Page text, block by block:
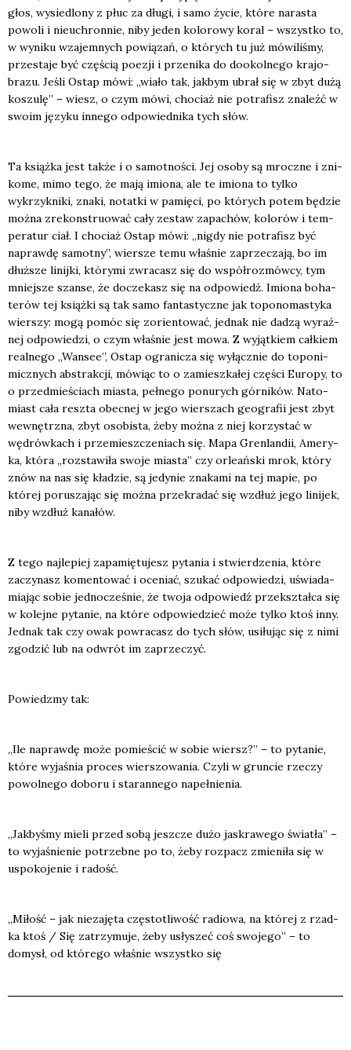
głos, wysie­dlo­ny z płuc za dłu­gi, i samo życie, któ­re nara­sta
powo­li i nie­uchron­nie, niby jeden kolo­ro­wy koral – wszyst­ko to,
w wyni­ku wza­jem­nych powią­zań, o któ­rych tu już mówi­li­śmy,
prze­sta­je być czę­ścią poezji i prze­ni­ka do dookol­ne­go kra­jo­
bra­zu. Jeśli Ostap mówi: „wia­ło tak, jak­bym ubrał się w zbyt dużą
koszu­lę” – wiesz, o czym mówi, cho­ciaż nie potra­fisz zna­leźć w
swo­im języ­ku inne­go odpo­wied­ni­ka tych słów.
Ta książ­ka jest tak­że i o samot­no­ści. Jej oso­by są mrocz­ne i zni­
ko­me, mimo tego, że mają imio­na, ale te imio­na to tyl­ko
wykrzyk­ni­ki, zna­ki, notat­ki w pamię­ci, po któ­rych potem będzie
moż­na zre­kon­stru­ować cały zestaw zapa­chów, kolo­rów i tem­
pe­ra­tur ciał. I cho­ciaż Ostap mówi: „nigdy nie potra­fisz być
napraw­dę samot­ny”, wier­sze temu wła­śnie zaprze­cza­ją, bo im
dłuż­sze linij­ki, któ­ry­mi zwra­casz się do współ­ro­zmów­cy, tym
mniej­sze szan­se, że docze­kasz się na odpo­wiedź. Imio­na boha­
te­rów tej książ­ki są tak samo fan­ta­stycz­ne jak topo­no­ma­sty­ka
wier­szy: mogą pomóc się zorien­to­wać, jed­nak nie dadzą wyraź­
nej odpo­wie­dzi, o czym wła­śnie jest mowa. Z wyjąt­kiem cał­kiem
real­ne­go „Wan­see”, Ostap ogra­ni­cza się wyłącz­nie do topo­ni­
micz­nych abs­trak­cji, mówiąc to o zamiesz­ka­łej czę­ści Euro­py, to
o przed­mie­ściach mia­sta, peł­ne­go ponu­rych gór­ni­ków. Nato­
miast cała resz­ta obec­nej w jego wier­szach geo­gra­fii jest zbyt
wewnętrz­na, zbyt oso­bi­sta, żeby moż­na z niej korzy­stać w
wędrów­kach i prze­miesz­cze­niach się. Mapa Gren­lan­dii, Ame­ry­
ka, któ­ra „roz­sta­wi­ła swo­je mia­sta” czy orle­ań­ski mrok, któ­ry
znów na nas się kła­dzie, są jedy­nie zna­ka­mi na tej mapie, po
któ­rej poru­sza­jąc się moż­na prze­kra­dać się wzdłuż jego lini­jek,
niby wzdłuż kana­łów.
Z tego naj­le­piej zapa­mię­tu­jesz pyta­nia i stwier­dze­nia, któ­re
zaczy­nasz komen­to­wać i oce­niać, szu­kać odpo­wie­dzi, uświa­da­
mia­jąc sobie jed­no­cze­śnie, że two­ja odpo­wiedź prze­kształ­ca się
w kolej­ne pyta­nie, na któ­re odpo­wie­dzieć może tyl­ko ktoś inny.
Jed­nak tak czy owak powra­casz do tych słów, usi­łu­jąc się z nimi
zgo­dzić lub na odwrót im zaprze­czyć.
Powiedz­my tak:
„Ile napraw­dę może pomie­ścić w sobie wiersz?” – to pyta­nie,
któ­re wyja­śnia pro­ces wier­szo­wa­nia. Czy­li w grun­cie rze­czy
powol­ne­go dobo­ru i sta­ran­ne­go napeł­nie­nia.
„Jak­by­śmy mie­li przed sobą jesz­cze dużo jaskra­we­go świa­tła” –
to wyja­śnie­nie potrzeb­ne po to, żeby roz­pacz zmie­ni­ła się w
uspo­ko­je­nie i radość.
„Miłość – jak nie­za­ję­ta czę­sto­tli­wość radio­wa, na któ­rej z rzad­
ka ktoś / Się zatrzy­mu­je, żeby usły­szeć coś swo­je­go” – to
domysł, od któ­re­go wła­śnie wszyst­ko się